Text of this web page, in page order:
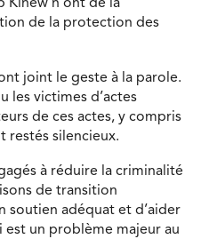
Kinew n’ont de la
de la protection des
joint le geste à la parole.
les victimes d’actes
de ces actes, y compris
restés silencieux.
à réduire la criminalité
de transition
soutien adéquat et d’aider
un problème majeur au